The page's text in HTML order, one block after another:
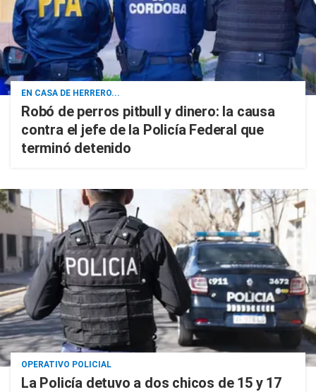
EN CASA DE HERRERO...
Robó de perros pitbull y dinero: la causa
contra el jefe de la Policía Federal que
terminó detenido
OPERATIVO POLICIAL
La Policía detuvo a dos chicos de 15 y 17